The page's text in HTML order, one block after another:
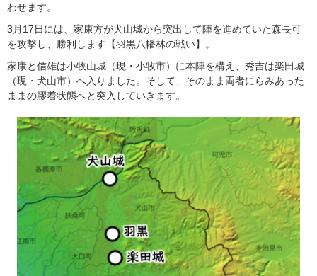
わせます。
3月17日には、家康方が犬山城から突出して陣を進めていた森長可
を攻撃し、勝利します【羽黒八幡林の戦い】。
家康と信雄は小牧山城（現・小牧市）に本陣を構え、秀吉は楽田城
（現・犬山市）へ入りました。そして、そのまま両者にらみあった
ままの膠着状態へと突入していきます。